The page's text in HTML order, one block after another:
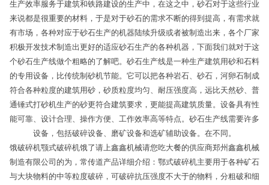
生产效率服务于建筑和铁路建设的生产中，在这之中，砂石对于这些行业
来说都是很重要的材料，于是对于砂石的需求不断的得到提高，有需求就
有市场，各种对应于砂石生产的机器陆续升级或者被制造出来，各个厂家
积极开发技术制造出更好的适应砂石生产的各种机器，下面我们就对于这
个砂石生产线做个粗略的了解吧。砂石生产线是一种生产建筑用砂和石料
的专用设备，比传统制砂机节能。它可以把各种岩石、砂石，河卵石制成
符合各种粒度的建筑用砂，砂质粒度均匀、耐压强度高，远比天然砂、普
通锤式打砂机生产的砂更符合建筑要求，更能提高建筑质量。设备具有性
能可靠、设计合理、操作方便、工作效率高等特点。砂石生产线需要许多
设备，包括破碎设备、磨矿设备和选矿辅助设备。在不同。
饿破碎机颚式破碎机饿了请上鑫鑫机械请您吃大餐的供应商郑州鑫鑫机械
制造有限公司的为，常传道产品详细介绍：鄂式破碎机主要用于各种矿石
与大块物料的中等粒度破碎，可破碎抗压强度不大于的物料，分粗破和细